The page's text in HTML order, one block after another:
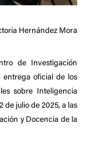
Hernández Mora
de Investigación
entrega oficial de los
sobre Inteligencia
de julio de 2025, a las
y Docencia de la